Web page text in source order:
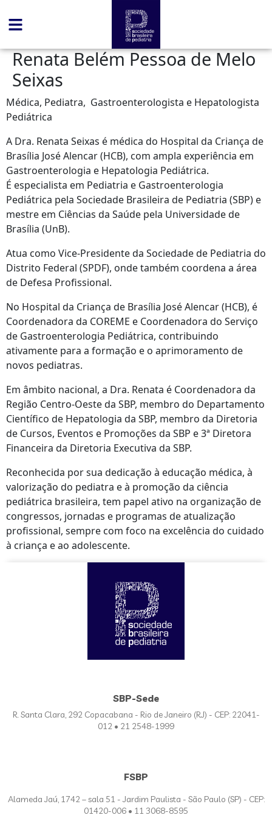
Renata Belém Pessoa de Melo
Seixas
Médica, Pediatra, Gastroenterologista e Hepatologista
Pediátrica
A Dra. Renata Seixas é médica do Hospital da Criança de
Brasília José Alencar (HCB), com ampla experiência em
Gastroenterologia e Hepatologia Pediátrica.
É especialista em Pediatria e Gastroenterologia
Pediátrica pela Sociedade Brasileira de Pediatria (SBP) e
mestre em Ciências da Saúde pela Universidade de
Brasília (UnB).
Atua como Vice-Presidente da Sociedade de Pediatria do
Distrito Federal (SPDF), onde também coordena a área
de Defesa Profissional.
No Hospital da Criança de Brasília José Alencar (HCB), é
Coordenadora da COREME e Coordenadora do Serviço
de Gastroenterologia Pediátrica, contribuindo
ativamente para a formação e o aprimoramento de
novos pediatras.
Em âmbito nacional, a Dra. Renata é Coordenadora da
Região Centro-Oeste da SBP, membro do Departamento
Científico de Hepatologia da SBP, membro da Diretoria
de Cursos, Eventos e Promoções da SBP e 3ª Diretora
Financeira da Diretoria Executiva da SBP.
Reconhecida por sua dedicação à educação médica, à
valorização do pediatra e à promoção da ciência
pediátrica brasileira, tem papel ativo na organização de
congressos, jornadas e programas de atualização
profissional, sempre com foco na excelência do cuidado
à criança e ao adolescente.
SBP-Sede
R. Santa Clara, 292 Copacabana - Rio de Janeiro (RJ) - CEP: 22041-
012 • 21 2548-1999
FSBP
Alameda Jaú, 1742 – sala 51 - Jardim Paulista - São Paulo (SP) - CEP:
01420-006 • 11 3068-8595